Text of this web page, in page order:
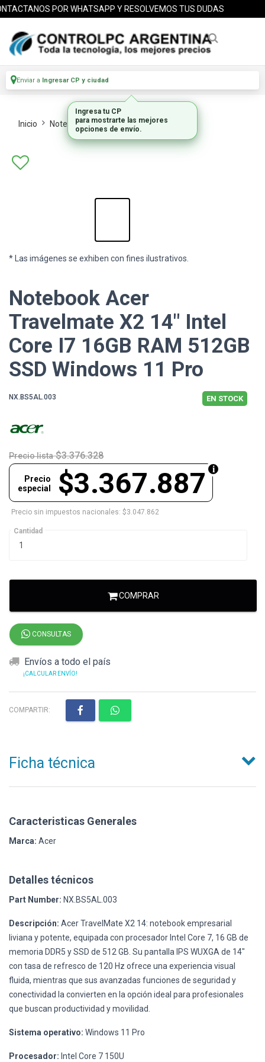
POR WHATSAPP Y RESOLVEMOS TUS DUDAS
Enviar a Ingresar CP y ciudad
Inicio Notebooks Notebooks
* Las imágenes se exhiben con fines ilustrativos.
Notebook Acer
Travelmate X2 14" Intel
Core I7 16GB RAM 512GB
SSD Windows 11 Pro
NX.BS5AL.003 EN STOCK
Precio lista $3.376.328
$3.367.887
Precio
especial
Precio sin impuestos nacionales: $3.047.862
Cantidad
COMPRAR
CONSULTAS
Envíos a todo el país
¡CALCULAR ENVÍO!
COMPARTIR:
Ficha técnica
Caracteristicas Generales
Marca: Acer
Detalles técnicos
Part Number: NX.BS5AL.003
Descripción: Acer TravelMate X2 14: notebook empresarial
liviana y potente, equipada con procesador Intel Core 7, 16 GB de
memoria DDR5 y SSD de 512 GB. Su pantalla IPS WUXGA de 14"
con tasa de refresco de 120 Hz ofrece una experiencia visual
fluida, mientras que sus avanzadas funciones de seguridad y
conectividad la convierten en la opción ideal para profesionales
que buscan productividad y movilidad.
Sistema operativo: Windows 11 Pro
Procesador: Intel Core 7 150U
Ingresa tu CP
para mostrarte las mejores
opciones de envío.